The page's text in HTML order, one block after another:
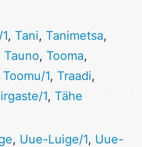
, Tani, Tanimetsa,
Tauno, Tooma,
Toomu/1, Traadi,
1, Tähe
, Uue-Luige/1, Uue-